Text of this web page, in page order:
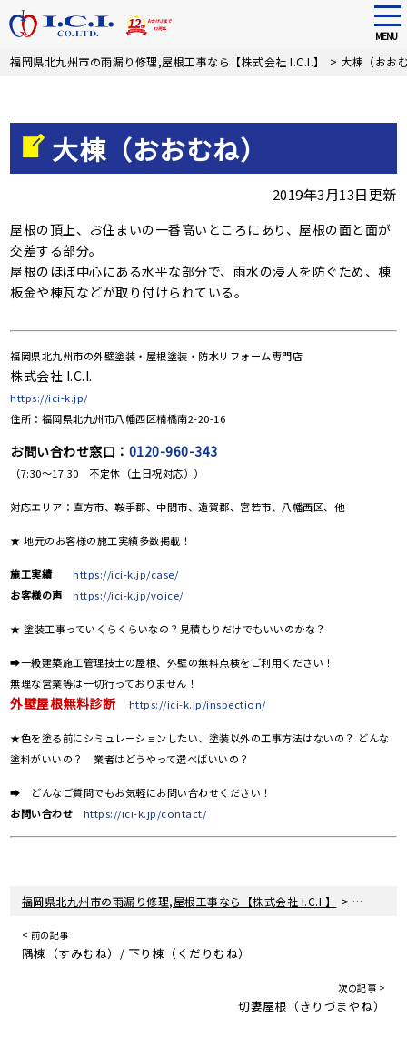
Skip
MENU
福岡県北九州市の雨漏り修理,屋根工事なら【株式会社 I.C.I.】 > 大棟（おお
大棟（おおむね）
2019年3月13日更新
屋根の頂上、お住まいの一番高いところにあり、屋根の面と面が
交差する部分。
屋根のほぼ中心にある水平な部分で、雨水の浸入を防ぐため、棟
板金や棟瓦などが取り付けられている。
福岡県北九州市の外壁塗装・屋根塗装・防水リフォーム専門店
株式会社 I.C.I.
https://ici-k.jp/
住所：福岡県北九州市八幡西区楠橋南2-20-16
お問い合わせ窓口： 0120-960-343
（7:30～17:30 不定休（土日祝対応））
対応エリア：直方市、鞍手郡、中間市、遠賀郡、宮若市、八幡西区、他
★ 地元のお客様の施工実績多数掲載！
施工実績
https://ici-k.jp/case/
お客様の声
https://ici-k.jp/voice/
★ 塗装工事っていくらくらいなの？見積もりだけでもいいのかな？
➡一級建築施工管理技士の屋根、外壁の無料点検をご利用ください！
無理な営業等は一切行っておりません！
外壁屋根無料診断 https://ici-k.jp/inspection/
★色を塗る前にシミュレーションしたい、塗装以外の工事方法はないの？ どんな
塗料がいいの？ 業者はどうやって選べばいいの？
➡ どんなご質問でもお気軽にお問い合わせください！
お問い合わせ
https://ici-k.jp/contact/
福岡県北九州市の雨漏り修理,屋根工事なら【株式会社 I.C.I.】 > 大棟（お
< 前の記事
隅棟（すみむね）/ 下り棟（くだりむね）
次の記事 >
切妻屋根（きりづまやね）